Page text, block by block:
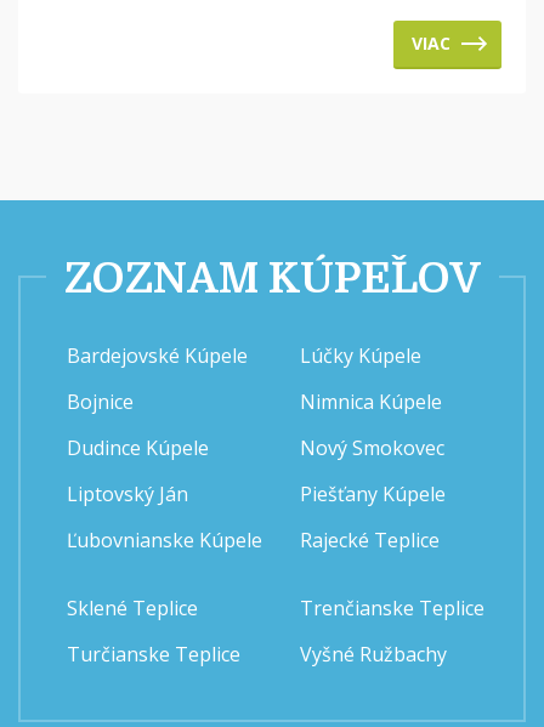
VIAC
ZOZNAM KÚPEĽOV
Bardejovské Kúpele
Bojnice
Dudince Kúpele
Liptovský Ján
Ľubovnianske Kúpele
Lúčky Kúpele
Nimnica Kúpele
Nový Smokovec
Piešťany Kúpele
Rajecké Teplice
Sklené Teplice
Turčianske Teplice
Trenčianske Teplice
Vyšné Ružbachy